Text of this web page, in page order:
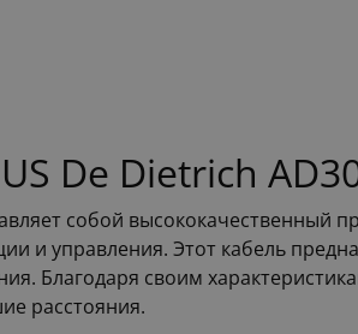
De Dietrich
собой высококачественный
и управления. Этот кабель
Благодаря своим
расстояния.